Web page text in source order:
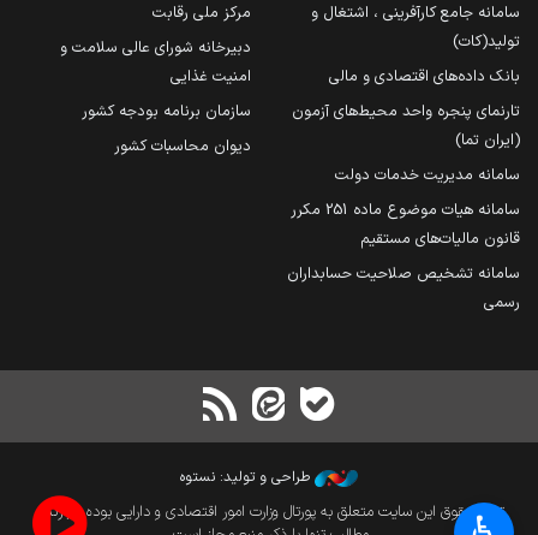
سامانه جامع کارآفرینی ، اشتغال و
تولید(کات)
بانک داده‌های اقتصادی و مالی
تارنمای پنجره واحد محیط‌های آزمون
(ایران تما)
سامانه مدیریت خدمات دولت
سامانه هیات موضوع ماده 251 مکرر
قانون مالیات‌های مستقیم
سامانه تشخیص صلاحیت حسابداران
رسمی
مرکز ملی رقابت
دبیرخانه شورای عالی سلامت و
امنیت غذایی
سازمان برنامه بودجه کشور
دیوان محاسبات کشور
طراحی و تولید: نستوه
تمام حقوق این سایت متعلق به پورتال وزارت امور اقتصادی و دارایی بوده و بازنشر